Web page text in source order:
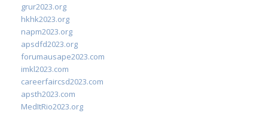
grur2023.org
hkhk2023.org
napm2023.org
apsdfd2023.org
forumausape2023.com
imkl2023.com
careerfaircsd2023.com
apsth2023.com
MedItRio2023.org